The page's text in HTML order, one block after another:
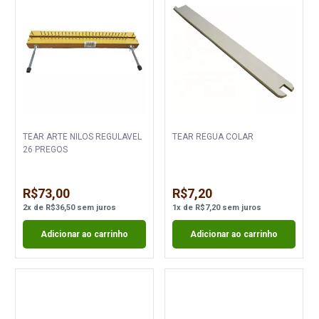
TEAR ARTE NILOS REGULAVEL
26 PREGOS
R$73,00
2x de R$36,50sem juros
Adicionar ao carrinho
TEAR REGUA COLAR
R$7,20
1xde R$7,20sem juros
Adicionar ao carrinho